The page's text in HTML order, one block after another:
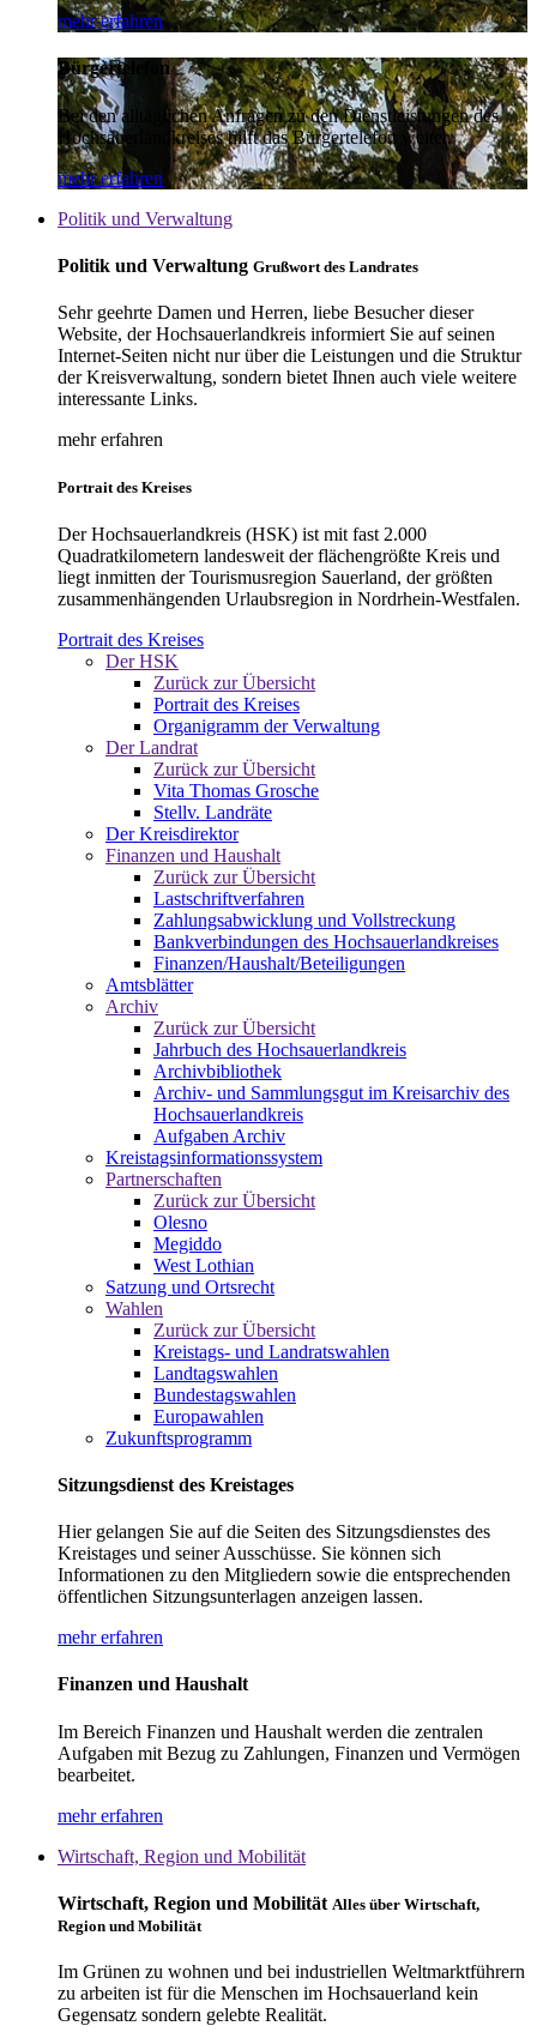
mehr erfahren
Bürgertelefon
Bei den alltäglichen Anfragen zu den Dienstleistungen des
Hochsauerlandkreises hilft das Bürgertelefon weiter.
mehr erfahren
Politik und Verwaltung
Politik und Verwaltung Grußwort des Landrates
Sehr geehrte Damen und Herren, liebe Besucher dieser
Website, der Hochsauerlandkreis informiert Sie auf seinen
Internet-Seiten nicht nur über die Leistungen und die Struktur
der Kreisverwaltung, sondern bietet Ihnen auch viele weitere
interessante Links.
mehr erfahren
Portrait des Kreises
Der Hochsauerlandkreis (HSK) ist mit fast 2.000
Quadratkilometern landesweit der flächengrößte Kreis und
liegt inmitten der Tourismusregion Sauerland, der größten
zusammenhängenden Urlaubsregion in Nordrhein-Westfalen.
Portrait des Kreises
Der HSK
Zurück zur Übersicht
Portrait des Kreises
Organigramm der Verwaltung
Der Landrat
Zurück zur Übersicht
Vita Thomas Grosche
Stellv. Landräte
Der Kreisdirektor
Finanzen und Haushalt
Zurück zur Übersicht
Lastschriftverfahren
Zahlungsabwicklung und Vollstreckung
Bankverbindungen des Hochsauerlandkreises
Finanzen/Haushalt/Beteiligungen
Amtsblätter
Archiv
Zurück zur Übersicht
Jahrbuch des Hochsauerlandkreis
Archivbibliothek
Archiv- und Sammlungsgut im Kreisarchiv des
Hochsauerlandkreis
Aufgaben Archiv
Kreistagsinformationssystem
Partnerschaften
Zurück zur Übersicht
Olesno
Megiddo
West Lothian
Satzung und Ortsrecht
Wahlen
Zurück zur Übersicht
Kreistags- und Landratswahlen
Landtagswahlen
Bundestagswahlen
Europawahlen
Zukunftsprogramm
Sitzungsdienst des Kreistages
Hier gelangen Sie auf die Seiten des Sitzungsdienstes des
Kreistages und seiner Ausschüsse. Sie können sich
Informationen zu den Mitgliedern sowie die entsprechenden
öffentlichen Sitzungsunterlagen anzeigen lassen.
mehr erfahren
Finanzen und Haushalt
Im Bereich Finanzen und Haushalt werden die zentralen
Aufgaben mit Bezug zu Zahlungen, Finanzen und Vermögen
bearbeitet.
mehr erfahren
Wirtschaft, Region und Mobilität
Wirtschaft, Region und Mobilität Alles über Wirtschaft,
Region und Mobilität
Im Grünen zu wohnen und bei industriellen Weltmarktführern
zu arbeiten ist für die Menschen im Hochsauerland kein
Gegensatz sondern gelebte Realität.